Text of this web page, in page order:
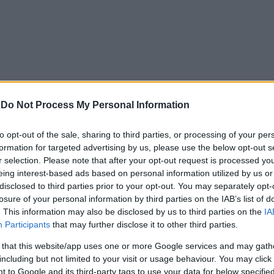
Do Not Process My Personal Information
opt-out of the sale, sharing to third parties, or processing of your
for targeted advertising by us, please use the below opt-out
selection. Please note that after your opt-out request is processed
interest-based ads based on personal information utilized by us
to third parties prior to your opt-out. You may separately
of your personal information by third parties on the IAB’s list of
This information may also be disclosed by us to third parties on the
Participants that may further disclose it to other third parties.
that this website/app uses one or more Google services and may
but not limited to your visit or usage behaviour. You may
to Google and its third-party tags to use your data for below
εξέλιξης
μέσω της παραγωγής Τ-λεμφοκυττάρων
σύνθεση πρωτεϊνών και DNA
εκφυλιστικών παθήσεων
της υγείας του δέρματος
σε ψευδάργυρο